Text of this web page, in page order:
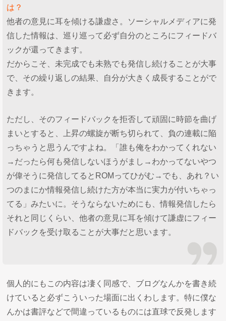
は？
他者の意見に耳を傾ける謙虚さ。ソーシャルメディアに発
信した情報は、巡り巡って必ず自分のところにフィードバ
ックが還ってきます。
だからこそ、未完成でも未熟でも発信し続けることが大事
で、その繰り返しの結果、自分が大きく成長することがで
きます。
ただし、そのフィードバックを拒否して頑固に時節を曲げ
まいとすると、上昇の螺旋が断ち切られて、負の連載に陥
っちゃうと思うんですよね。「誰も俺をわかってくれない
→だったら何も発信しないほうがまし→わかってないやつ
が偉そうに発信してるとROMってひがむ→でも、あれ？い
つのまにか情報発信し続けた方が本当に実力が付いちゃっ
てる」みたいに。そうならないためにも、情報発信したら
それと同じくらい、他者の意見に耳を傾けて謙虚にフィー
ドバックを受け取ることが大事だと思います。
個人的にもこの内容は凄く同感で、ブログなんかを書き続
けていると必ずこういった場面に出くわします。特に僕な
んかは書評などで間違っているものには直球で反発します